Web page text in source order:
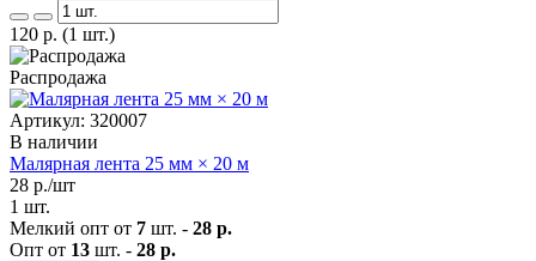
120 р. (1 шт.)
Распродажа
Артикул: 320007
В наличии
Малярная лента 25 мм × 20 м
28 р./шт
1 шт.
Мелкий опт от 7 шт. - 28 р.
Опт от 13 шт. - 28 р.